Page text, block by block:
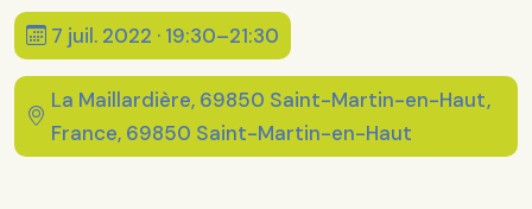
7 juil. 2022 · 19:30–21:30
La Maillardière, 69850 Saint-Martin-en-Haut,
France, 69850 Saint-Martin-en-Haut